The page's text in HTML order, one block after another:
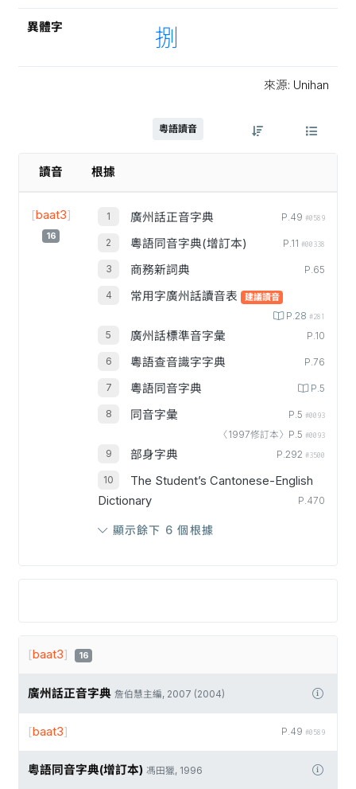
異體字 捌
來源: Unihan
粵語讀音
讀音 根據
[baat3]
16
廣州話正音字典 P.49 #0589
粵語同音字典(增訂本) P.11 #00338
商務新詞典 P.65
常用字廣州話讀音表 建議讀音
P.28 #281
廣州話標準音字彙 P.10
粵語查音識字字典 P.76
粵語同音字典 P.5
同音字彙 P.5 #0093
〈1997修訂本〉P.5 #0093
部身字典 P.292 #3500
The Student’s Cantonese-English
Dictionary
P.470
顯示餘下 6 個根據
[baat3] 16
廣州話正音字典 詹伯慧主編, 2007 (2004)
P.49 #0589
[baat3]
粵語同音字典(增訂本) 馮田獵, 1996